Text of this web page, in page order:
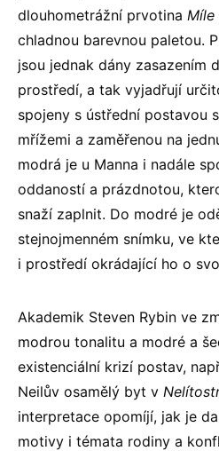
dlouhometrážní prvotina Míle
chladnou barevnou paletou.
jsou jednak dány zasazením
prostředí, a tak vyjadřují
spojeny s ústřední postavou
mřížemi a zaměřenou na
modrá je u Manna i nadále
oddaností a prázdnotou,
snaží zaplnit. Do modré je
stejnojmenném snímku, ve
i prostředí okrádající ho o
Akademik Steven Rybin ve
modrou tonalitu a modré a
existenciální krizí postav,
Neilův osamělý byt v
interpretace opomíjí, jak je
motivy i témata rodiny a